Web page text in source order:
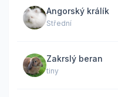
Angorský králík
Střední
Zakrslý beran
tiny